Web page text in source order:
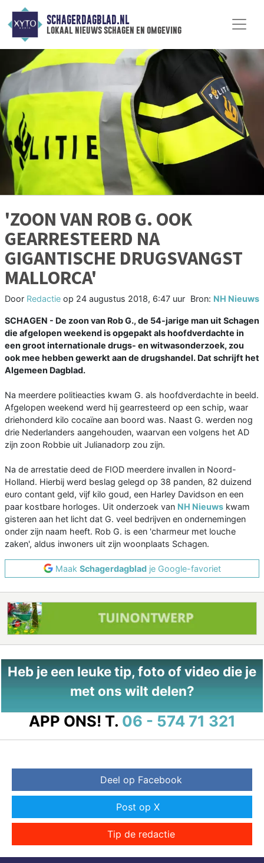
SCHAGERDAGBLAD.NL
lokaal nieuws schagen en omgeving
'ZOON VAN ROB G. OOK
GEARRESTEERD NA
GIGANTISCHE DRUGSVANGST
MALLORCA'
Door Redactie op 24 augustus 2018, 6:47 uur Bron: NH Nieuws
SCHAGEN - De zoon van Rob G., de 54-jarige man uit Schagen
die afgelopen weekend is opgepakt als hoofdverdachte in
een groot internationale drugs- en witwasonderzoek, zou
ook mee hebben gewerkt aan de drugshandel. Dat schrijft het
Algemeen Dagblad.
Na meerdere politieacties kwam G. als hoofdverdachte in beeld.
Afgelopen weekend werd hij gearresteerd op een schip, waar
driehonderd kilo cocaïne aan boord was. Naast G. werden nog
drie Nederlanders aangehouden, waarvan een volgens het AD
zijn zoon Robbie uit Julianadorp zou zijn.
Na de arrestatie deed de FIOD meerdere invallen in Noord-
Holland. Hierbij werd beslag gelegd op 38 panden, 82 duizend
euro contant geld, vijf kilo goud, een Harley Davidson en een
paar kostbare horloges. Uit onderzoek van NH Nieuws kwam
gisteren aan het licht dat G. veel bedrijven en ondernemingen
onder zijn naam heeft. Rob G. is een 'charmeur met louche
zaken', aldus inwoners uit zijn woonplaats Schagen.
Maak Schagerdagbladje Google-favoriet
Heb je een leuke tip, foto of video die je
met ons wilt delen?
APP ONS! T. 06 - 574 71 321
Deel op Facebook
Post op X
Tip de redactie